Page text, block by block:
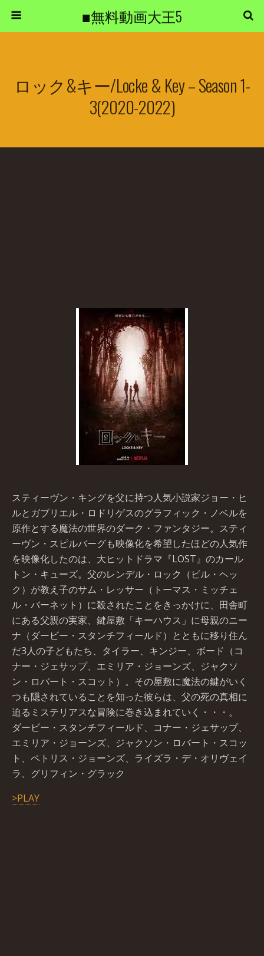
■無料動画大王5
ロック&キー/Locke & Key – Season 1-
3(2020-2022)
スティーヴン・キングを父に持つ人気小説家ジョー・ヒ
ルとガブリエル・ロドリゲスのグラフィック・ノベルを
原作とする魔法の世界のダーク・ファンタジー。スティ
ーヴン・スピルバーグも映像化を希望したほどの人気作
を映像化したのは、大ヒットドラマ『LOST』のカール
トン・キューズ。父のレンデル・ロック（ビル・ヘッ
ク）が教え子のサム・レッサー（トーマス・ミッチェ
ル・バーネット）に殺されたことをきっかけに、田舎町
にある父親の実家、鍵屋敷「キーハウス」に母親のニー
ナ（ダービー・スタンチフィールド）とともに移り住ん
だ3人の子どもたち、タイラー、キンジー、ボード（コ
ナー・ジェサップ、エミリア・ジョーンズ、ジャクソ
ン・ロバート・スコット）。その屋敷に魔法の鍵がいく
つも隠されていることを知った彼らは、父の死の真相に
迫るミステリアスな冒険に巻き込まれていく・・・。
ダービー・スタンチフィールド、コナー・ジェサップ、
エミリア・ジョーンズ、ジャクソン・ロバート・スコッ
ト、ペトリス・ジョーンズ、ライズラ・デ・オリヴェイ
ラ、グリフィン・グラック
>PLAY